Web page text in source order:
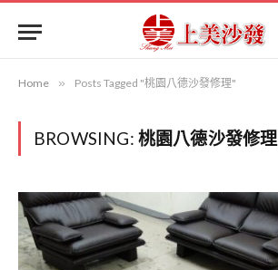
Home » Posts Tagged "桃園八德沙發修理"
BROWSING: 桃園八德沙發修理